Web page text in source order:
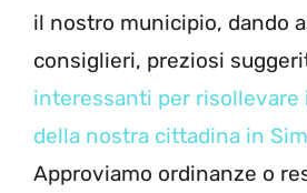
il nostro municipio, dando
consiglieri, preziosi
interessanti per risollevare
della nostra cittadina in
Approviamo ordinanze o